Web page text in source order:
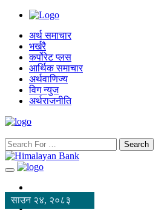
अर्थ समाचार
भर्खरै
कर्पोरेट प्लस
आर्थिक समाचार
अर्थवाणिज्य
विग न्युज
अर्थराजनीति
Search
साउन २४, २०८३